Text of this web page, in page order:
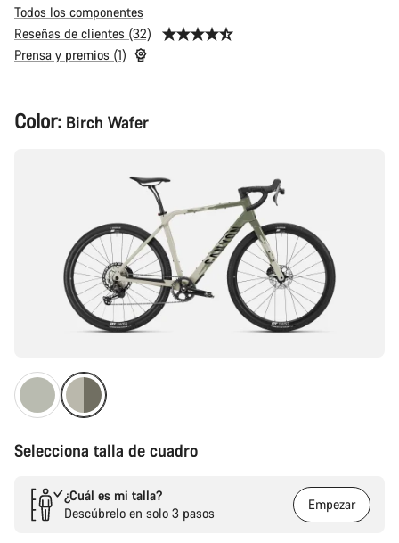
Todos los componentes
Reseñas de clientes (32)
Prensa y premios (1)
Configuración
del
Color: Birch Wafer
Selecciona talla de cuadro
¿Cuál es mi talla?
Descúbrelo en solo 3 pasos
Empezar